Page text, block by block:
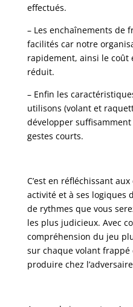
effectués.
– Les enchaînements de
facilités car notre
rapidement, ainsi le coût
réduit.
– Enfin les
utilisons (volant et
développer
gestes courts.
C’est en réfléchissant
activité et à ses logiques
de rythmes que vous
les plus judicieux. Avec
compréhension du jeu
sur chaque volant frappé
produire chez